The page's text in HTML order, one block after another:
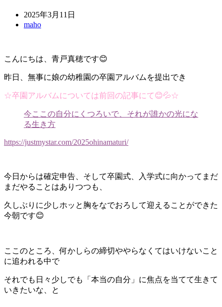
2025年3月11日
maho
こんにちは、青戸真穂です😊
昨日、無事に娘の幼稚園の卒園アルバムを提出でき
☆卒園アルバムについては前回の記事にて😊💦☆
今ここの自分にくつろいで、それが誰かの光にな
る生き方
https://justmystar.com/2025ohinamaturi/
今日からは確定申告、そして卒園式、入学式に向かってまだ
まだやることはありつつも、
久しぶりに少しホッと胸をなでおろして迎えることができた
今朝です😊
ここのところ、何かしらの締切ややらなくてはいけないこと
に追われる中で
それでも日々少しでも「本当の自分」に焦点を当てて生きて
いきたいな、と